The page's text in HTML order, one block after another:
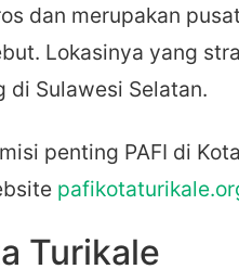
dan merupakan
Lokasinya yang
di Sulawesi Selatan.
penting PAFI di
Turikale